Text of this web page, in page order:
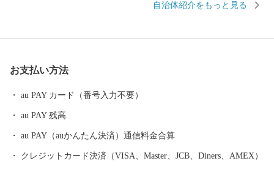
す。また日本一の生産量を誇るはだか麦や愛宕柿、春の七草、県
す。他にも見どころとして、市内各所の神社で繰り広げられる秋
祭りには、150台を超えるだんじり、みこし、太鼓台が奉納されま
に、「新幹線生みの親」十河信二氏ゆかりの地に誕生した四国初
の鉄道博物館「四国鉄道文化館」があります。十河氏の功績を紹
介する記念館や観光案内、物産販売を行う観光交流センターを併
自治体紹介をもっと見る
お支払い方法
au PAY カード（番号入力不要）
au PAY 残高
au PAY（auかんたん決済）通信料金合算
クレジットカード決済（VISA、Master、JCB、Diners、AMEX）